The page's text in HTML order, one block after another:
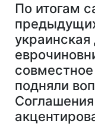
По итогам
украинская
подняли